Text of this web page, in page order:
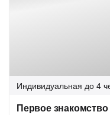
Индивидуальная до 4
Первое